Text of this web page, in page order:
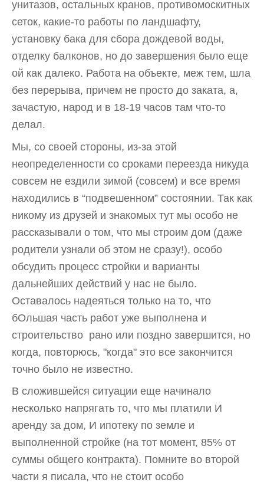
унитазов, остальных кранов, противомоскитных
сеток, какие-то работы по ландшафту,
установку бака для сбора дождевой воды,
отделку балконов, но до завершения было еще
ой как далеко. Работа на объекте, меж тем, шла
без перерыва, причем не просто до заката, а,
зачастую, народ и в 18-19 часов там что-то
делал.
Мы, со своей стороны, из-за этой
неопределенности со сроками переезда никуда
совсем не ездили зимой (совсем) и все время
находились в “подвешенном” состоянии. Так как
никому из друзей и знакомых тут мы особо не
рассказывали о том, что мы строим дом (даже
родители узнали об этом не сразу!), особо
обсудить процесс стройки и варианты
дальнейших действий у нас не было.
Оставалось надеяться только на то, что
бОльшая часть работ уже выполнена и
строительство рано или поздно завершится, но
когда, повторюсь, "когда" это все закончится
точно было не известно.
В сложившейся ситуации еще начинало
несколько напрягать то, что мы платили И
аренду за дом, И ипотеку по земле и
выполненной стройке (на тот момент, 85% от
суммы общего контракта). Помните во второй
части я писала, что не стоит особо